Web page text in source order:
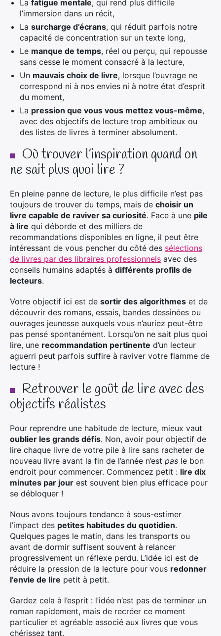
La fatigue mentale, qui rend plus difficile
l’immersion dans un récit,
La surcharge d’écrans, qui réduit parfois notre
capacité de concentration sur un texte long,
Le manque de temps, réel ou perçu, qui repousse
sans cesse le moment consacré à la lecture,
Un mauvais choix de livre, lorsque l’ouvrage ne
correspond ni à nos envies ni à notre état d’esprit
du moment,
La pression que vous vous mettez vous-même,
avec des objectifs de lecture trop ambitieux ou
des listes de livres à terminer absolument.
Où trouver l’inspiration quand on
ne sait plus quoi lire ?
En pleine panne de lecture, le plus difficile n’est pas
toujours de trouver du temps, mais de choisir un
livre capable de raviver sa curiosité. Face à une pile
à lire qui déborde et des milliers de
recommandations disponibles en ligne, il peut être
intéressant de vous pencher du côté des sélections
de livres par des libraires professionnels avec des
conseils humains adaptés à différents profils de
lecteurs.
Votre objectif ici est de sortir des algorithmes et de
découvrir des romans, essais, bandes dessinées ou
ouvrages jeunesse auxquels vous n’auriez peut-être
pas pensé spontanément. Lorsqu’on ne sait plus quoi
lire, une recommandation pertinente d’un lecteur
aguerri peut parfois suffire à raviver votre flamme de
lecture !
Retrouver le goût de lire avec des
objectifs réalistes
Pour reprendre une habitude de lecture, mieux vaut
oublier les grands défis. Non, avoir pour objectif de
lire chaque livre de votre pile à lire sans racheter de
nouveau livre avant la fin de l’année n’est pas le bon
endroit pour commencer. Commencez petit : lire dix
minutes par jour est souvent bien plus efficace pour
se débloquer !
Nous avons toujours tendance à sous-estimer
l’impact des petites habitudes du quotidien.
Quelques pages le matin, dans les transports ou
avant de dormir suffisent souvent à relancer
progressivement un réflexe perdu. L’idée ici est de
réduire la pression de la lecture pour vous redonner
l’envie de lire petit à petit.
Gardez cela à l’esprit : l’idée n’est pas de terminer un
roman rapidement, mais de recréer ce moment
particulier et agréable associé aux livres que vous
chérissez tant.